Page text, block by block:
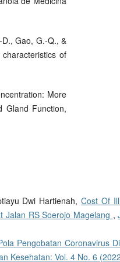
Gao, G.-Q., &
of
More
Gland Function,
Dwi Hartienah,Cost Of
Jalan RS Soerojo Magelang ,
Pengobatan Coronavirus
Kesehatan: Vol. 4 No. 6